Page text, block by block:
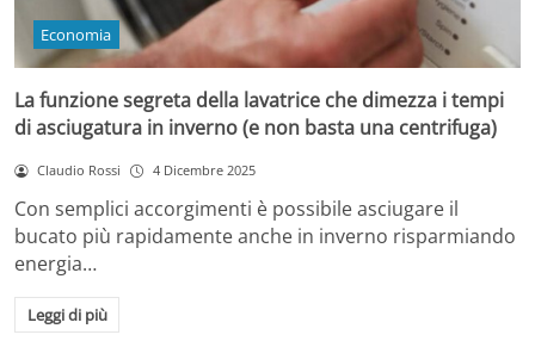
Economia
La funzione segreta della lavatrice che dimezza i tempi
di asciugatura in inverno (e non basta una centrifuga)
Claudio Rossi 4 Dicembre 2025
Con semplici accorgimenti è possibile asciugare il
bucato più rapidamente anche in inverno risparmiando
energia…
Leggi di più